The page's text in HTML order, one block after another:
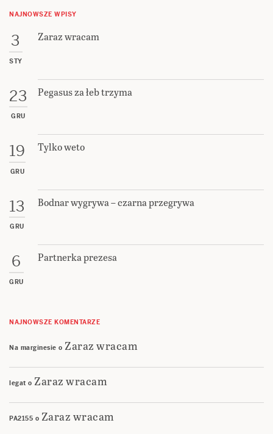
NAJNOWSZE WPISY
3
STY
Zaraz wracam
23
GRU
Pegasus za łeb trzyma
19
GRU
Tylko weto
13
GRU
Bodnar wygrywa – czarna przegrywa
6
GRU
Partnerka prezesa
NAJNOWSZE KOMENTARZE
Na marginesie o Zaraz wracam
legat o Zaraz wracam
PA2155 o Zaraz wracam